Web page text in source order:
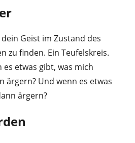
Geist im Zustand des
zu finden. Ein Teufelskreis.
etwas gibt, was mich
ärgern? Und wenn es etwas
ärgern?